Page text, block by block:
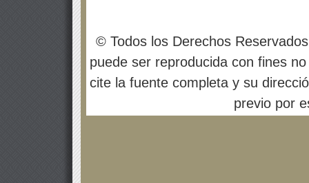
© Todos los Derechos
puede ser reproducida con fines
cite la fuente completa y su
previo por